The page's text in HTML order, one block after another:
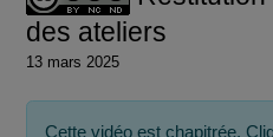
des ateliers
13 mars 2025
Cette vidéo est chapitrée.